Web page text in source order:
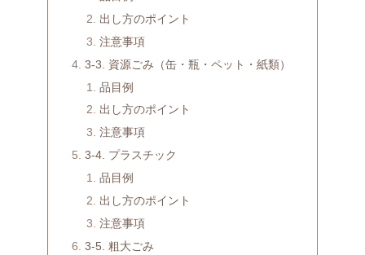
出し方のポイント
注意事項
3-3. 資源ごみ（缶・瓶・ペット・紙類）
品目例
出し方のポイント
注意事項
3-4. プラスチック
品目例
出し方のポイント
注意事項
3-5. 粗大ごみ